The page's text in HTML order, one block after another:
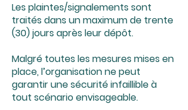
Les plaintes/signalements sont
traités dans un maximum de trente
(30) jours après leur dépôt.
Malgré toutes les mesures mises en
place, l’organisation ne peut
garantir une sécurité infaillible à
tout scénario envisageable.